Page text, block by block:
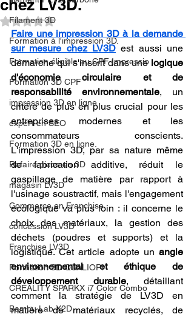
Filament 3D
Formation à l'impression 3D.
Formation éligible au CPF Impressio
Formation 3D CPF
impression 3D en ligne
expert en SEO
Formation 3D en ligne.
Refaire piece en 3D
magasin LV3D
Commerce en Franchise
concession LV3D
Franchise LV3D
Formation 3D QUALIOPI
CREALITY SPARKX i7 Color Combo
Bambu Lab X2D
chez LV3D.
Noté NaN étoiles sur 5.
Faire une impression 3D à la demande
sur mesure chez LV3D est aussi une
démarche qui s'inscrit dans une logique
d'économie circulaire et de
responsabilité environnementale, un
critère de plus en plus crucial pour les
entreprises modernes et les
consommateurs conscients.
L'impression 3D, par sa nature même
de fabrication additive, réduit le
gaspillage de matière par rapport à
l'usinage soustractif, mais l'engagement
écologique va plus loin : il concerne le
choix des matériaux, la gestion des
déchets (poudres et supports) et la
logistique. Cet article adopte un angle
environnemental et éthique de
développement durable, détaillant
comment la stratégie de LV3D en
matière de matériaux recyclés, de